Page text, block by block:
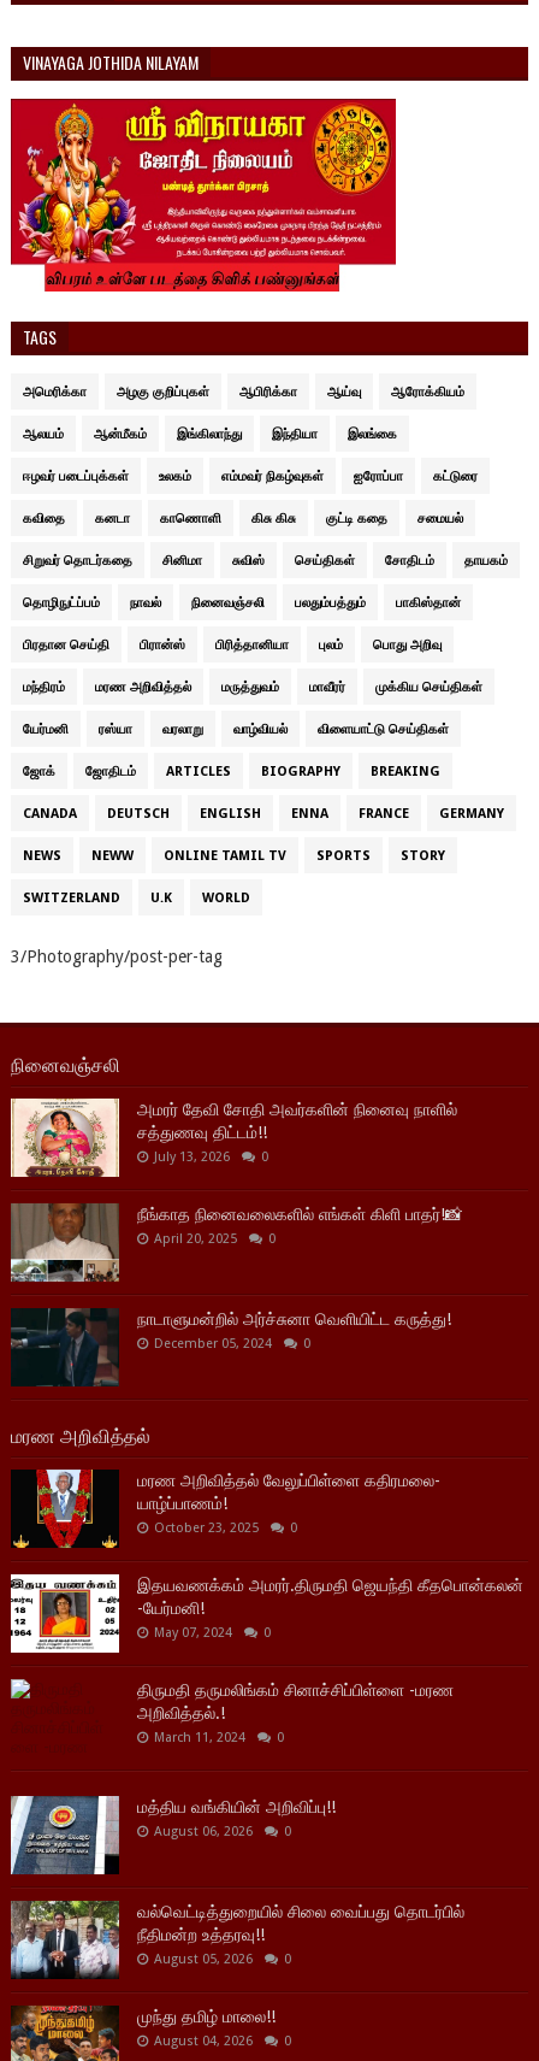
VINAYAGA JOTHIDA NILAYAM
TAGS
அமெரிக்கா அழகு குறிப்புகள் ஆபிரிக்கா ஆய்வு ஆரோக்கியம்
ஆலயம் ஆன்மீகம் இங்கிலாந்து இந்தியா இலங்கை
ஈழவர் படைப்புக்கள் உலகம் எம்மவர் நிகழ்வுகள் ஐரோப்பா கட்டுரை
கவிதை கனடா காணொளி கிசு கிசு குட்டி கதை சமையல்
சிறுவர் தொடர்கதை சினிமா சுவிஸ் செய்திகள் சோதிடம் தாயகம்
தொழிநுட்ப்பம் நாவல் நினைவஞ்சலி பலதும்பத்தும் பாகிஸ்தான்
பிரதான செய்தி பிரான்ஸ் பிரித்தானியா புலம் பொது அறிவு
மந்திரம் மரண அறிவித்தல் மருத்துவம் மாவீரர் முக்கிய செய்திகள்
யேர்மனி ரஸ்யா வரலாறு வாழ்வியல் விளையாட்டு செய்திகள்
ஜோக் ஜோதிடம் ARTICLES BIOGRAPHY BREAKING
CANADA DEUTSCH ENGLISH ENNA FRANCE GERMANY
NEWS NEWW ONLINE TAMIL TV SPORTS STORY
SWITZERLAND U.K WORLD
3/Photography/post-per-tag
நினைவஞ்சலி
அமரர் தேவி சோதி அவர்களின் நினைவு நாளில்
சத்துணவு திட்டம்!!
July 13, 2026 0
நீங்காத நினைவலைகளில் எங்கள் கிளி பாதர்!📸
April 20, 2025 0
நாடாளுமன்றில் அர்ச்சுனா வெளியிட்ட கருத்து!
December 05, 2024 0
மரண அறிவித்தல்
மரண அறிவித்தல் வேலுப்பிள்ளை கதிரமலை-
யாழ்ப்பாணம்!
October 23, 2025 0
இதயவணக்கம் அமரர்.திருமதி ஜெயந்தி கீதபொன்கலன்
-யேர்மனி!
May 07, 2024 0
திருமதி தருமலிங்கம் சினாச்சிப்பிள்ளை -மரண
அறிவித்தல்.!
March 11, 2024 0
மத்திய வங்கியின் அறிவிப்பு!!
August 06, 2026 0
வல்வெட்டித்துறையில் சிலை வைப்பது தொடர்பில்
நீதிமன்ற உத்தரவு!!
August 05, 2026 0
முந்து தமிழ் மாலை!!
August 04, 2026 0